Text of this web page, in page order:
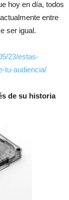
hoy en día, todos
entre
ser igual.
23/estas-
tu-audiencia/
de su historia